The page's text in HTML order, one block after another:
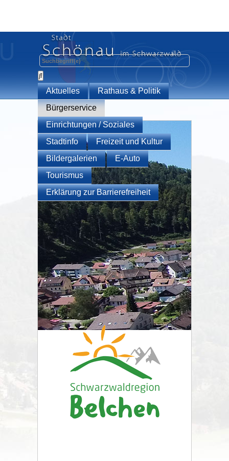
Aktuelles
Rathaus & Politik
Bürgerservice
Einrichtungen / Soziales
Stadtinfo
Freizeit und Kultur
Bildergalerien
E-Auto
Tourismus
Erklärung zur Barrierefreiheit